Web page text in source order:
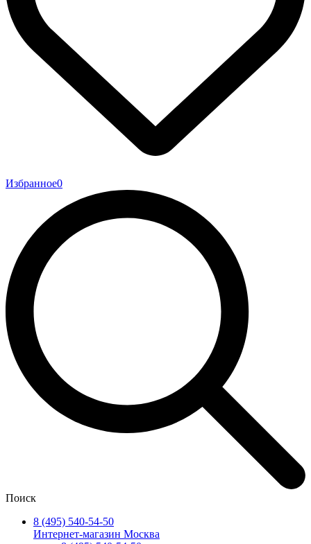
Избранное0
Поиск
8 (495) 540-54-50
Интернет-магазин Москва